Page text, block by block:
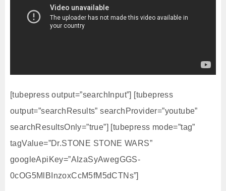
[tubepress output=”searchInput”] [tubepress
output=”searchResults” searchProvider=”youtube”
searchResultsOnly=”true”] [tubepress mode=”tag”
tagValue=”Dr.STONE STONE WARS”
googleApiKey=”AIzaSyAwegGGS-
0cOG5MlBInzoxCcM5fM5dCTNs”]